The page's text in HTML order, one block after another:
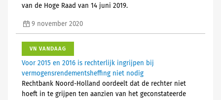
van de Hoge Raad van 14 juni 2019.
9 november 2020
VN VANDAAG
Voor 2015 en 2016 is rechterlijk ingrijpen bij
vermogensrendementsheffing niet nodig
Rechtbank Noord-Holland oordeelt dat de rechter niet
hoeft in te grijpen ten aanzien van het geconstateerde